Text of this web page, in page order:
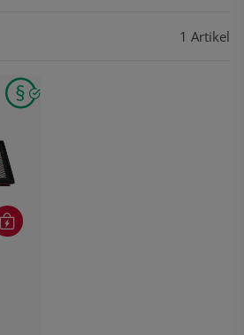
1 Artikel